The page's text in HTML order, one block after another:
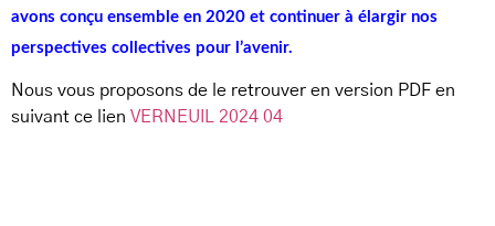
avons conçu ensemble en 2020 et continuer à élargir nos
perspectives collectives pour l’avenir.
Nous vous proposons de le retrouver en version PDF en
suivant ce lien VERNEUIL 2024 04